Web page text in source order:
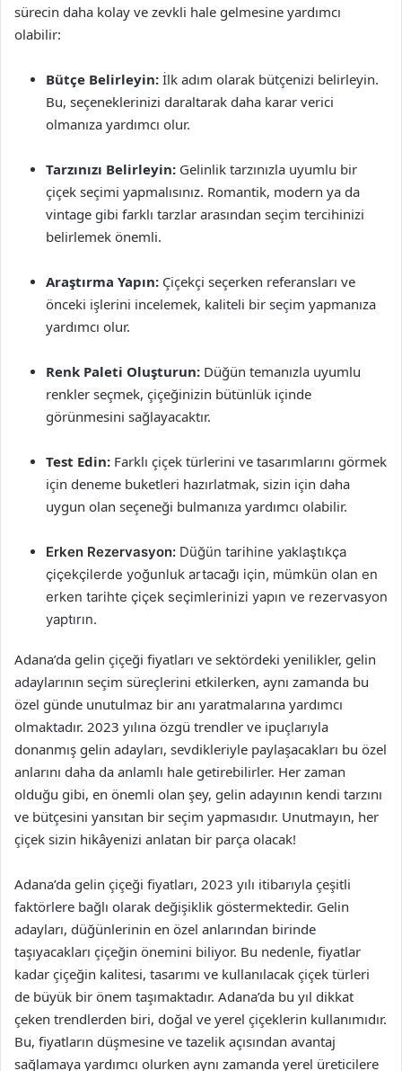
sürecin daha kolay ve zevkli hale gelmesine yardımcı
olabilir:
Bütçe Belirleyin: İlk adım olarak bütçenizi belirleyin.
Bu, seçeneklerinizi daraltarak daha karar verici
olmanıza yardımcı olur.
Tarzınızı Belirleyin: Gelinlik tarzınızla uyumlu bir
çiçek seçimi yapmalısınız. Romantik, modern ya da
vintage gibi farklı tarzlar arasından seçim tercihinizi
belirlemek önemli.
Araştırma Yapın: Çiçekçi seçerken referansları ve
önceki işlerini incelemek, kaliteli bir seçim yapmanıza
yardımcı olur.
Renk Paleti Oluşturun: Düğün temanızla uyumlu
renkler seçmek, çiçeğinizin bütünlük içinde
görünmesini sağlayacaktır.
Test Edin: Farklı çiçek türlerini ve tasarımlarını görmek
için deneme buketleri hazırlatmak, sizin için daha
uygun olan seçeneği bulmanıza yardımcı olabilir.
Erken Rezervasyon: Düğün tarihine yaklaştıkça
çiçekçilerde yoğunluk artacağı için, mümkün olan en
erken tarihte çiçek seçimlerinizi yapın ve rezervasyon
yaptırın.
Adana’da gelin çiçeği fiyatları ve sektördeki yenilikler, gelin
adaylarının seçim süreçlerini etkilerken, aynı zamanda bu
özel günde unutulmaz bir anı yaratmalarına yardımcı
olmaktadır. 2023 yılına özgü trendler ve ipuçlarıyla
donanmış gelin adayları, sevdikleriyle paylaşacakları bu özel
anlarını daha da anlamlı hale getirebilirler. Her zaman
olduğu gibi, en önemli olan şey, gelin adayının kendi tarzını
ve bütçesini yansıtan bir seçim yapmasıdır. Unutmayın, her
çiçek sizin hikâyenizi anlatan bir parça olacak!
Adana’da gelin çiçeği fiyatları, 2023 yılı itibarıyla çeşitli
faktörlere bağlı olarak değişiklik göstermektedir. Gelin
adayları, düğünlerinin en özel anlarından birinde
taşıyacakları çiçeğin önemini biliyor. Bu nedenle, fiyatlar
kadar çiçeğin kalitesi, tasarımı ve kullanılacak çiçek türleri
de büyük bir önem taşımaktadır. Adana’da bu yıl dikkat
çeken trendlerden biri, doğal ve yerel çiçeklerin kullanımıdır.
Bu, fiyatların düşmesine ve tazelik açısından avantaj
sağlamaya yardımcı olurken aynı zamanda yerel üreticilere